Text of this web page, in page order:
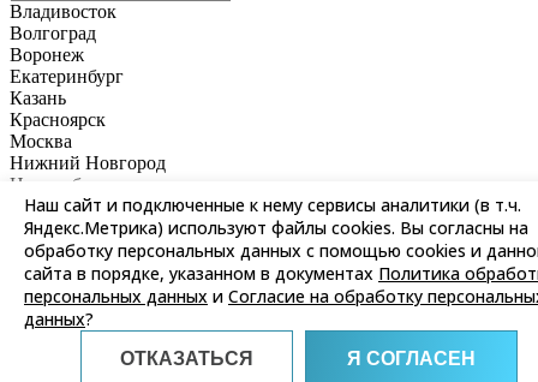
Наш сайт и подключенные к нему сервисы аналитики (в т.ч.
Яндекс.Метрика) используют файлы cookies. Вы согласны на
обработку персональных данных с помощью cookies и
сайта в порядке, указанном в документах Политика
персональных данных и Согласие на обработку
данных?
ОТКАЗАТЬСЯ Я СОГЛАСЕН
Владивосток
Волгоград
Воронеж
Екатеринбург
Казань
Красноярск
Москва
Нижний Новгород
Новосибирск
Омск
Пермь
Ростов-на-Дону
Самара
Санкт-Петербург
Саратов
Уфа